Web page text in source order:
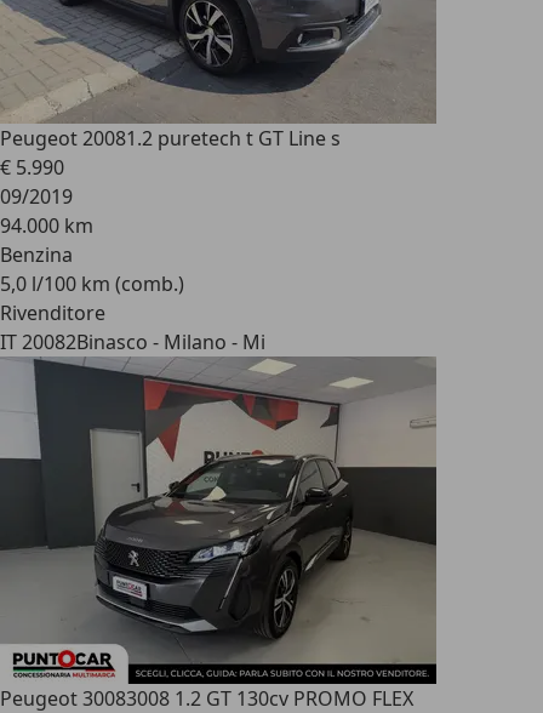
Peugeot 20081.2 puretech t GT Line s
€ 5.990
09/2019
94.000 km
Benzina
5,0 l/100 km (comb.)
Rivenditore
IT 20082Binasco - Milano - Mi
Peugeot 30083008 1.2 GT 130cv PROMO FLEX